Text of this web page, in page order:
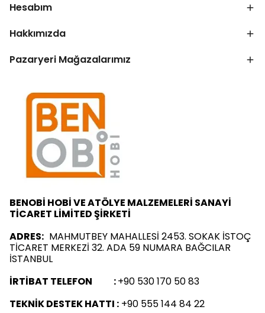
Hesabım
Hakkımızda
Pazaryeri Mağazalarımız
BENOBİ HOBİ VE ATÖLYE MALZEMELERİ SANAYİ
TİCARET LİMİTED ŞİRKETİ
ADRES: MAHMUTBEY MAHALLESİ 2453. SOKAK İSTOÇ
TİCARET MERKEZİ 32. ADA 59 NUMARA BAĞCILAR
İSTANBUL
İRTİBAT TELEFON :+90 530 170 50 83
TEKNİK DESTEK HATTI : +90 555 144 84 22